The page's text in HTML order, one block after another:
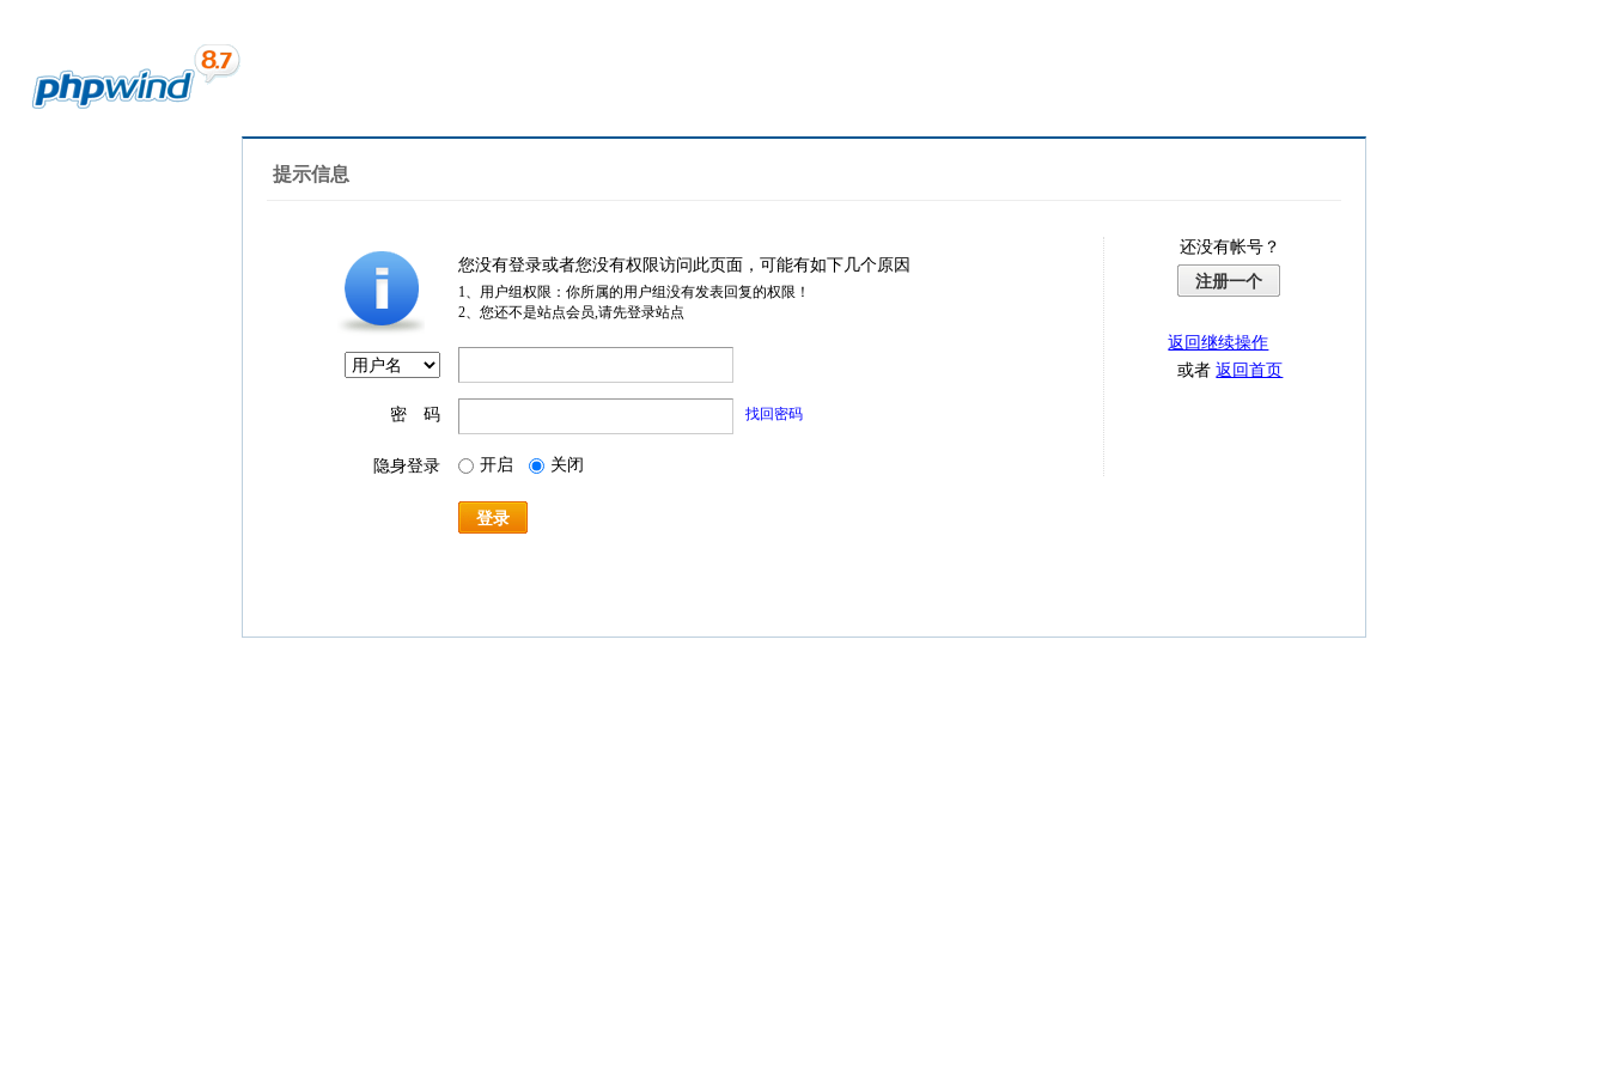
提示信息
您没有登录或者您没有权限访问此页面，可能有如下几个原因
1、用户组权限：你所属的用户组没有发表回复的权限！
2、您还不是站点会员,请先登录站点
密 码 找回密码
隐身登录 开启 关闭
登录
还没有帐号？
注册一个
返回继续操作
或者返回首页